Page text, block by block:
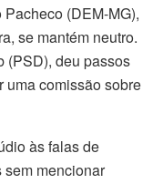
(DEM-MG),
se mantém neutro.
(PSD), deu passos
uma comissão sobre
às falas de
sem mencionar